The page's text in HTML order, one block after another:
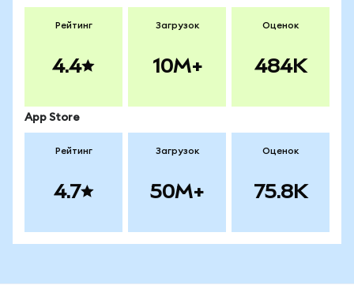
Рейтинг
4.4
Загрузок
10M+
Оценок
484K
App Store
Рейтинг
4.7
Загрузок
50M+
Оценок
75.8K